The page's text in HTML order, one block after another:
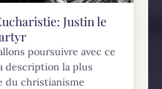
Justin le
poursuivre avec ce
description la plus
du christianisme